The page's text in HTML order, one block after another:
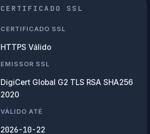
CERTIFICADO SSL
CERTIFICADO SSL
HTTPS Válido
EMISSOR SSL
DigiCert Global G2 TLS RSA SHA256
2020
VÁLIDO ATÉ
2026-10-22